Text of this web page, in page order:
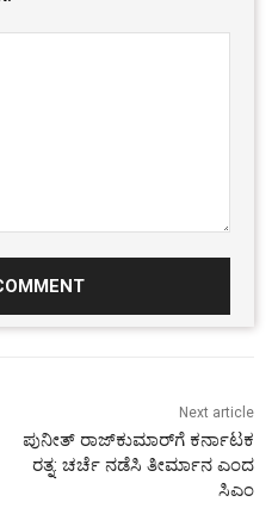
Next article
ಪುನೀತ್‌ ರಾಜ್‌ಕುಮಾರ್‌ಗೆ ಕರ್ನಾಟಕ
ರತ್ನ: ಚರ್ಚೆ ನಡೆಸಿ ತೀರ್ಮಾನ ಎಂದ
ಸಿಎಂ